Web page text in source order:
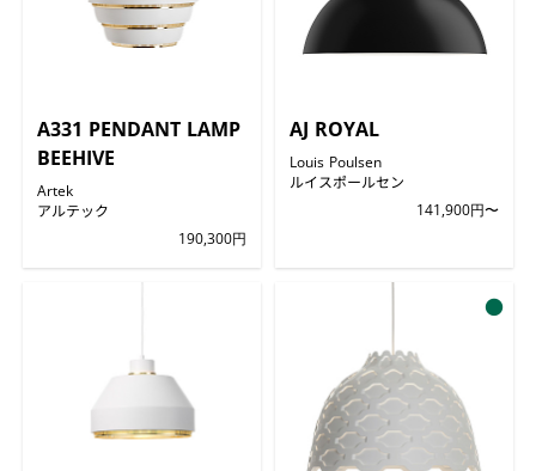
A331 PENDANT LAMP
BEEHIVE
Artek
アルテック
190,300円
AJ ROYAL
Louis Poulsen
ルイスポールセン
141,900円〜
●